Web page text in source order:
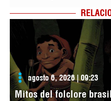
agosto 6, 2026 | 09:23
Mitos del folclore